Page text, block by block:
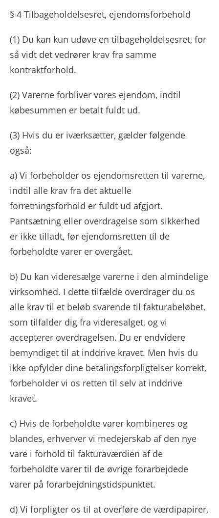
§ 4 Tilbageholdelsesret, ejendomsforbehold
(1) Du kan kun udøve en tilbageholdelsesret, for
så vidt det vedrører krav fra samme
kontraktforhold.
(2) Varerne forbliver vores ejendom, indtil
købesummen er betalt fuldt ud.
(3) Hvis du er iværksætter, gælder følgende
også:
a) Vi forbeholder os ejendomsretten til varerne,
indtil alle krav fra det aktuelle
forretningsforhold er fuldt ud afgjort.
Pantsætning eller overdragelse som sikkerhed
er ikke tilladt, før ejendomsretten til de
forbeholdte varer er overgået.
b) Du kan videresælge varerne i den almindelige
virksomhed. I dette tilfælde overdrager du os
alle krav til et beløb svarende til fakturabeløbet,
som tilfalder dig fra videresalget, og vi
accepterer overdragelsen. Du er endvidere
bemyndiget til at inddrive kravet. Men hvis du
ikke opfylder dine betalingsforpligtelser korrekt,
forbeholder vi os retten til selv at inddrive
kravet.
c) Hvis de forbeholdte varer kombineres og
blandes, erhverver vi medejerskab af den nye
vare i forhold til fakturaværdien af ​​de
forbeholdte varer til de øvrige forarbejdede
varer på forarbejdningstidspunktet.
d) Vi forpligter os til at overføre de værdipapirer,